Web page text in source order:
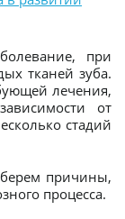
при
тканей зуба.
лечения,
от
стадий
причины,
процесса.